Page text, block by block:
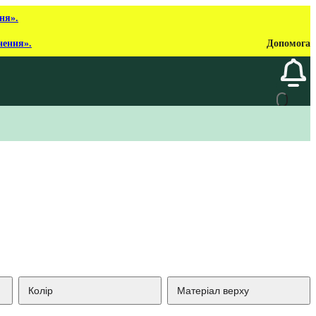
Допомога
Колір Матеріал верху